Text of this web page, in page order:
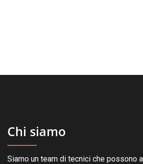
Chi siamo
Siamo un team di tecnici che possono